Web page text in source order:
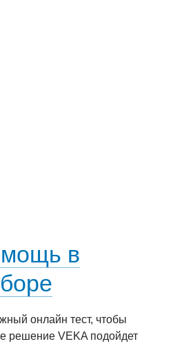
в
онлайн тест, чтобы
решение VEKA подойдет